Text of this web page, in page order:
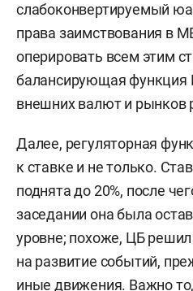
слабоконвертируемый
права заимствования в
оперировать всем этим
балансирующая функция
внешних валют и рынков
Далее, регуляторная
к ставке и не только.
поднята до 20%, после
заседании она была
уровне; похоже, ЦБ
на развитие событий,
иные движения. Важно